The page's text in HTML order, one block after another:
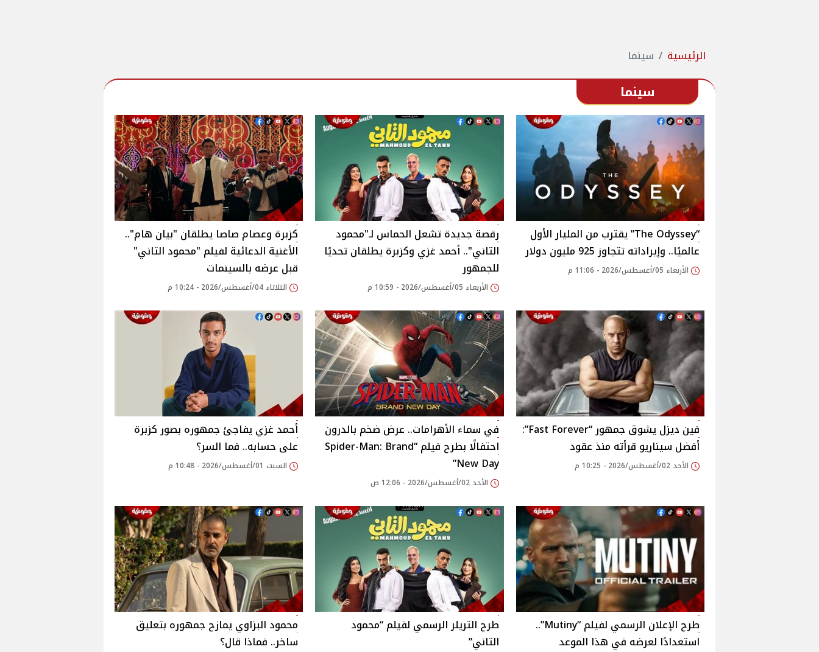
الرئيسية سينما
سينما
“The Odyssey” يقترب من المليار الأول
عالميًا.. وإيراداته تتجاوز 925 مليون دولار
الأربعاء 05/أغسطس/2026 - 11:06 م
رقصة جديدة تشعل الحماس لـ"محمود
التاني".. أحمد غزي وكزبرة يطلقان تحديًا
للجمهور
الأربعاء 05/أغسطس/2026 - 10:59 م
كزبرة وعصام صاصا يطلقان "بيان هام"..
الأغنية الدعائية لفيلم "محمود التاني"
قبل عرضه بالسينمات
الثلاثاء 04/أغسطس/2026 - 10:24 م
فين ديزل يشوق جمهور “Fast Forever”:
أفضل سيناريو قرأته منذ عقود
الأحد 02/أغسطس/2026 - 10:25 م
في سماء الأهرامات.. عرض ضخم بالدرون
احتفالًا بطرح فيلم “Spider-Man: Brand
New Day”
الأحد 02/أغسطس/2026 - 12:06 ص
أحمد غزي يفاجئ جمهوره بصور كزبرة
على حسابه.. فما السر؟
السبت 01/أغسطس/2026 - 10:48 م
طرح الإعلان الرسمي لفيلم “Mutiny”..
استعدادًا لعرضه في هذا الموعد
طرح التريلر الرسمي لفيلم “محمود
التاني”
محمود البزاوي يمازح جمهوره بتعليق
ساخر.. فماذا قال؟